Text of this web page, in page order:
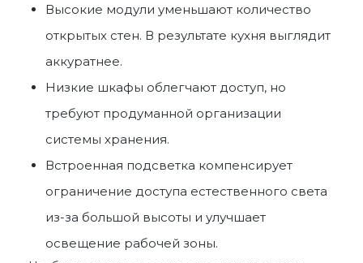
Высокие модули уменьшают количество
открытых стен. В результате кухня выглядит
аккуратнее.
Низкие шкафы облегчают доступ, но
требуют продуманной организации
системы хранения.
Встроенная подсветка компенсирует
ограничение доступа естественного света
из-за большой высоты и улучшает
освещение рабочей зоны.